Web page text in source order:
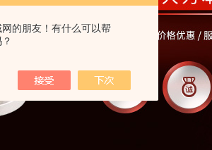
的朋友！有什么可以帮